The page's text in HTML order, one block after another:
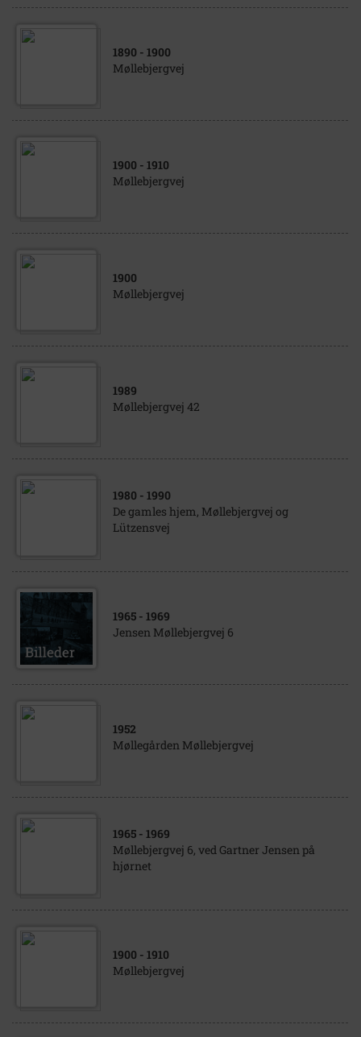
1890 - 1900
Møllebjergvej
1900 - 1910
Møllebjergvej
1900
Møllebjergvej
1989
Møllebjergvej 42
1980 - 1990
De gamles hjem, Møllebjergvej og
Lützensvej
1965 - 1969
Jensen Møllebjergvej 6
1952
Møllegården Møllebjergvej
1965 - 1969
Møllebjergvej 6, ved Gartner Jensen på
hjørnet
1900 - 1910
Møllebjergvej